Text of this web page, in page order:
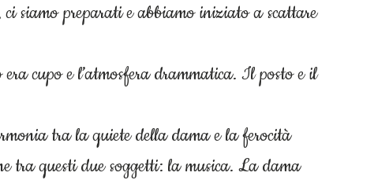
ci siamo preparati e abbiamo iniziato a scattare
cupo e l’atmosfera drammatica. Il posto e il
tra la quiete della dama e la ferocità
tra questi due soggetti: la musica. La dama